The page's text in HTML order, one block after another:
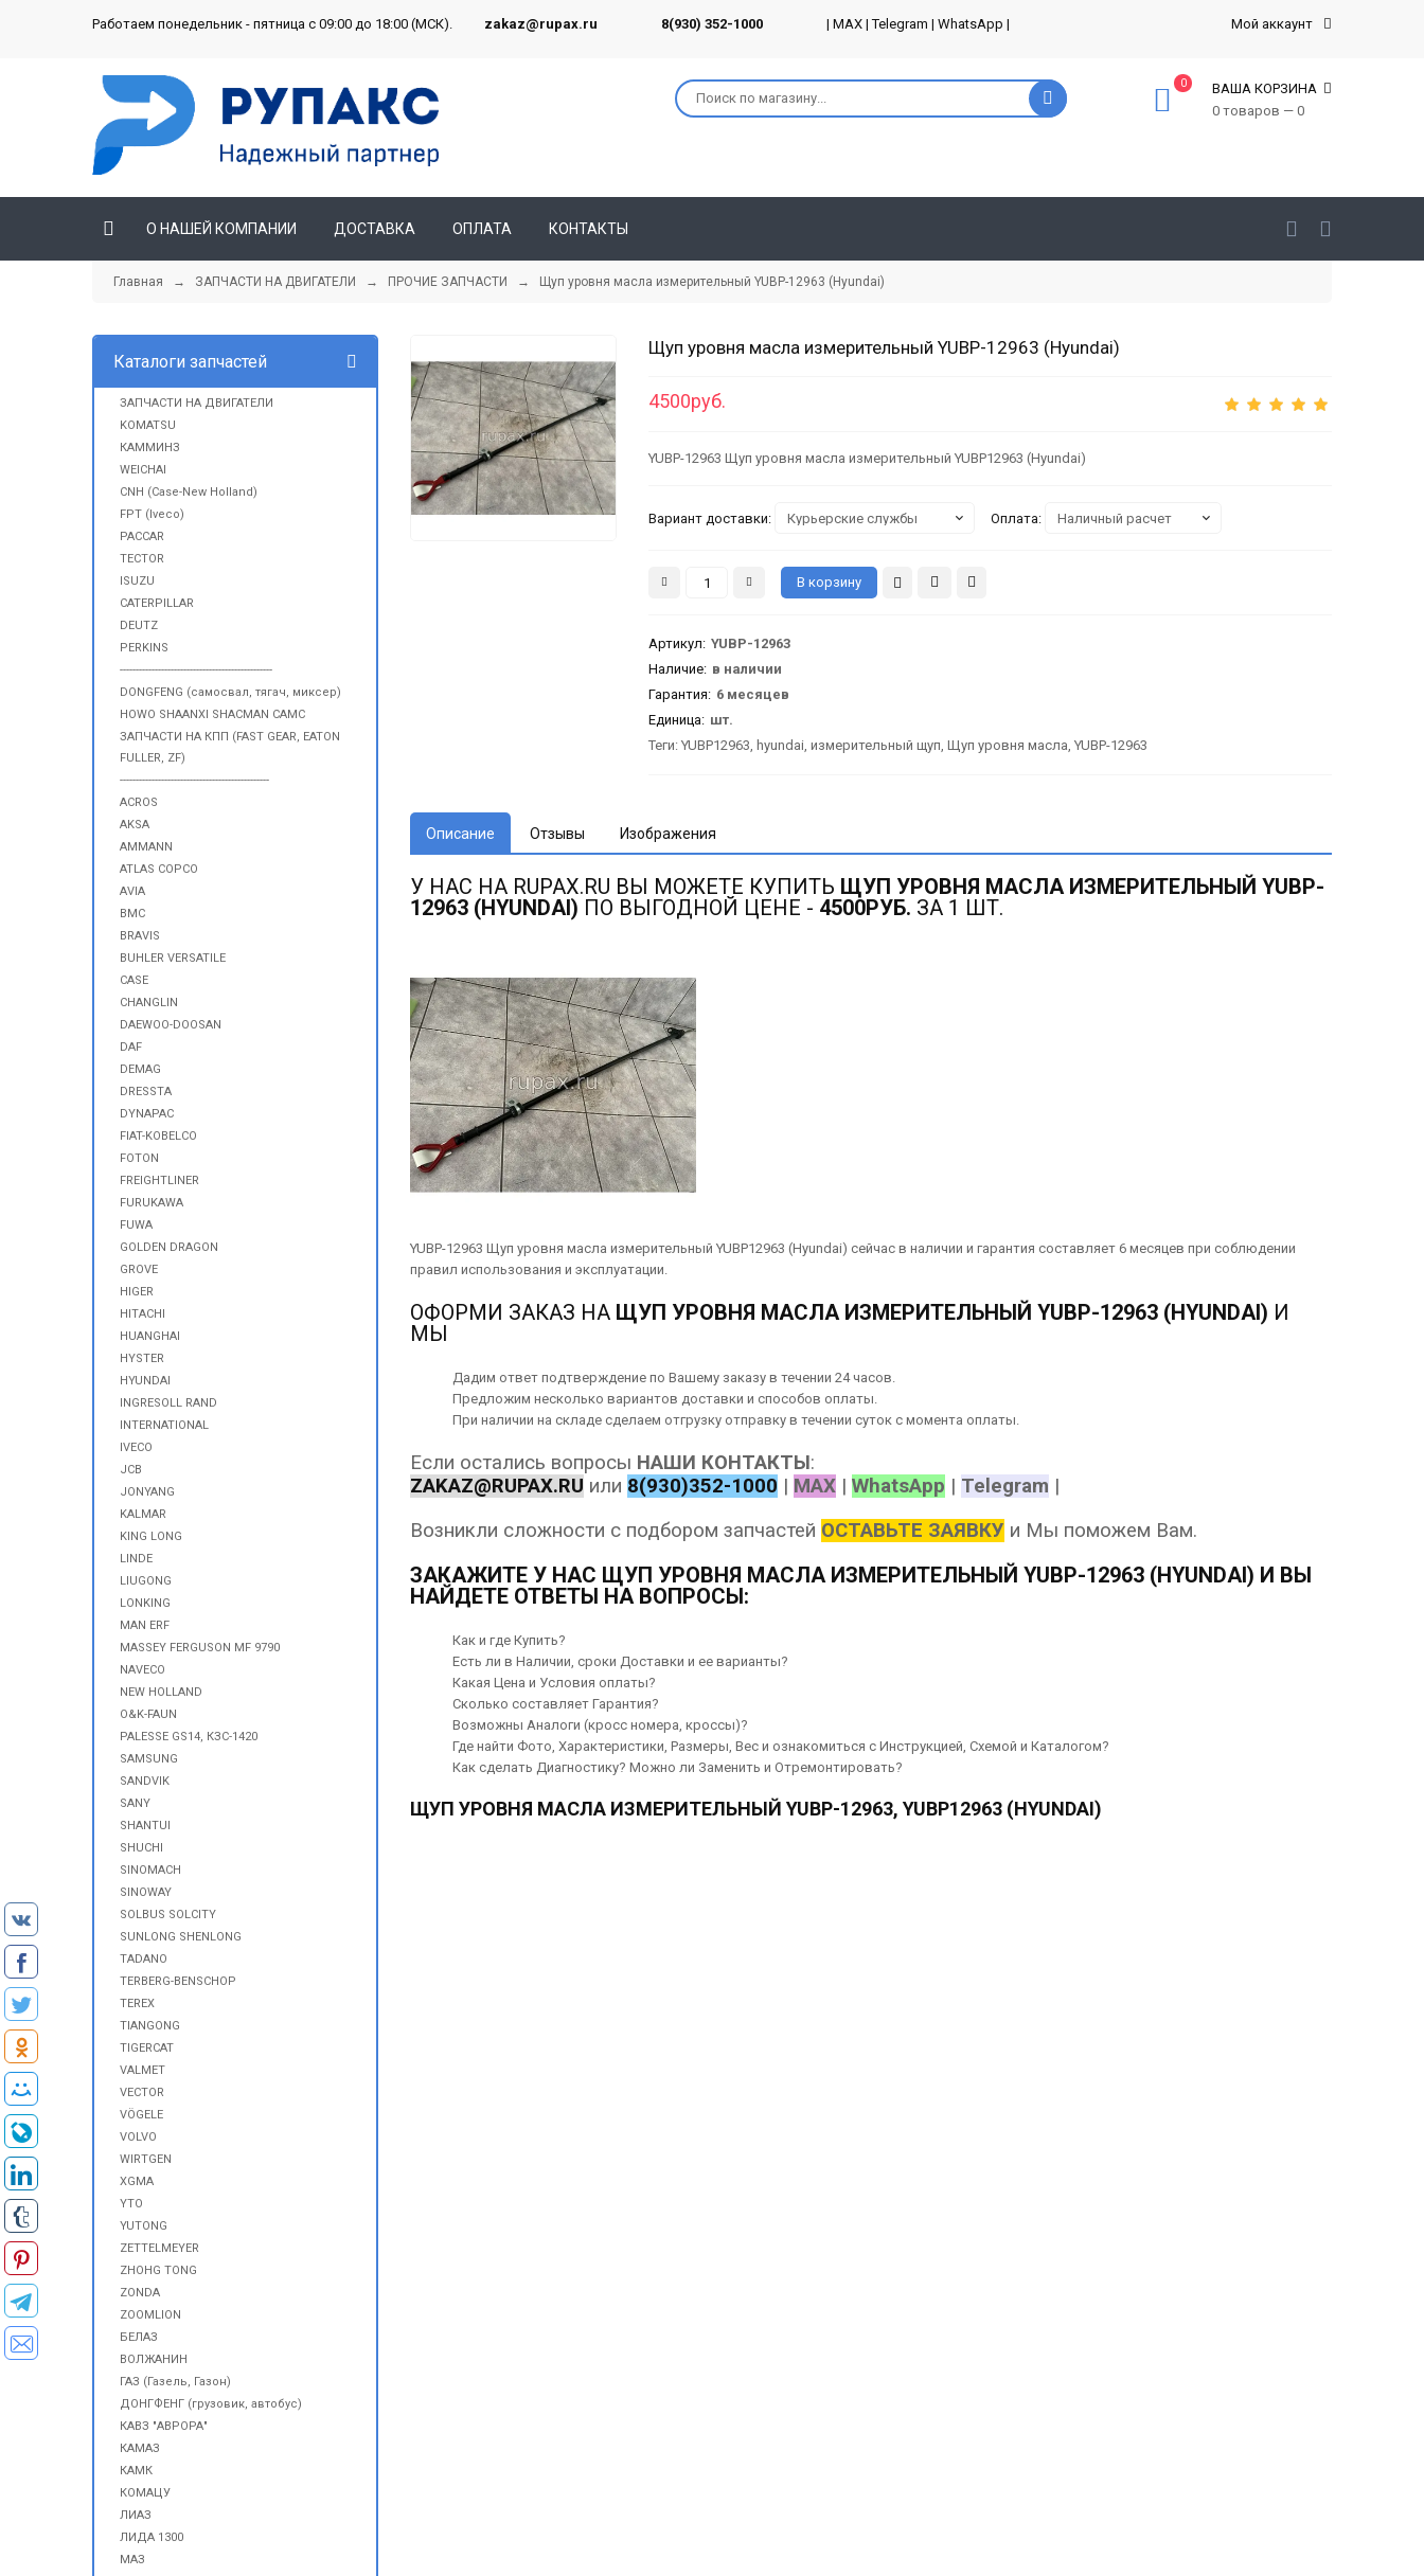
Мой аккаунт
Работаем понедельник - пятница с 09:00 до 18:00 (МСК). zakaz@rupax.ru 8(930) 352-1000 | MAX |Telegram | WhatsApp |
0
ВАША КОРЗИНА
0 товаров — 0
О НАШЕЙ КОМПАНИИ ДОСТАВКА ОПЛАТА КОНТАКТЫ
Главная → ЗАПЧАСТИ НА ДВИГАТЕЛИ → ПРОЧИЕ ЗАПЧАСТИ → Щуп уровня масла измерительный YUBP-12963 (Hyundai)
Щуп уровня масла измерительный YUBP-12963 (Hyundai)
4500руб.
YUBP-12963 Щуп уровня масла измерительный YUBP12963 (Hyundai)
Вариант доставки: Оплата:
Артикул: YUBP-12963
Наличие: в наличии
Гарантия: 6 месяцев
Единица: шт.
Теги:YUBP12963, hyundai,измерительный щуп,Щуп уровня масла,YUBP-12963
Описание Отзывы Изображения
У НАС НА RUPAX.RU ВЫ МОЖЕТЕ КУПИТЬ ЩУП УРОВНЯ МАСЛА ИЗМЕРИТЕЛЬНЫЙ YUBP-
12963 (HYUNDAI) ПО ВЫГОДНОЙ ЦЕНЕ - 4500РУБ. ЗА 1 ШТ.
YUBP-12963 Щуп уровня масла измерительный YUBP12963 (Hyundai) сейчас в наличии и гарантия составляет 6 месяцев при соблюдении
правил использования и эксплуатации.
ОФОРМИ ЗАКАЗ НА ЩУП УРОВНЯ МАСЛА ИЗМЕРИТЕЛЬНЫЙ YUBP-12963 (HYUNDAI) И
МЫ
Дадим ответ подтверждение по Вашему заказу в течении 24 часов.
Предложим несколько вариантов доставки и способов оплаты
При наличии на складе сделаем отгрузку отправку в течении суток с момента оплаты.
Если остались вопросы НАШИ КОНТАКТЫ:
ZAKAZ@RUPAX.RU или 8(930)352-1000 | MAX |WhatsApp | Telegram |
Возникли сложности с подбором запчастей ОСТАВЬТЕ ЗАЯВКУ и Мы поможем Вам.
ЗАКАЖИТЕ У НАС ЩУП УРОВНЯ МАСЛА ИЗМЕРИТЕЛЬНЫЙ YUBP-12963 (HYUNDAI) И ВЫ
НАЙДЕТЕ ОТВЕТЫ НА ВОПРОСЫ:
Как и где Купить?
Есть ли в Наличии, сроки Доставки и ее варианты?
Какая Цена и Условия оплаты?
Сколько составляет Гарантия?
Возможны Аналоги (кросс номера, кроссы)?
Где найти Фото, Характеристики, Размеры, Вес и ознакомиться с Инструкцией, Схемой и Каталогом?
Как сделать Диагностику? Можно ли Заменить и Отремонтировать?
ЩУП УРОВНЯ МАСЛА ИЗМЕРИТЕЛЬНЫЙ YUBP-12963, YUBP12963 (HYUNDAI)
Каталоги запчастей
ЗАПЧАСТИ НА ДВИГАТЕЛИ
KOMATSU
КАММИНЗ
WEICHAI
CNH (Case-New Holland)
FPT (Iveco)
PACCAR
TECTOR
ISUZU
CATERPILLAR
DEUTZ
PERKINS
------------------------------------------------
DONGFENG (самосвал, тягач, миксер)
HOWO SHAANXI SHACMAN CAMC
ЗАПЧАСТИ НА КПП (FAST GEAR, EATON
FULLER, ZF)
-----------------------------------------------
ACROS
AKSA
AMMANN
ATLAS COPCO
AVIA
BMC
BRAVIS
BUHLER VERSATILE
CASE
CHANGLIN
DAEWOO-DOOSAN
DAF
DEMAG
DRESSTA
DYNAPAC
FIAT-KOBELCO
FOTON
FREIGHTLINER
FURUKAWA
FUWA
GOLDEN DRAGON
GROVE
HIGER
HITACHI
HUANGHAI
HYSTER
HYUNDAI
INGRESOLL RAND
INTERNATIONAL
IVECO
JCB
JONYANG
KALMAR
KING LONG
LINDE
LIUGONG
LONKING
MAN ERF
MASSEY FERGUSON MF 9790
NAVECO
NEW HOLLAND
O&K-FAUN
PALESSE GS14, КЗС-1420
SAMSUNG
SANDVIK
SANY
SHANTUI
SHUCHI
SINOMACH
SINOWAY
SOLBUS SOLCITY
SUNLONG SHENLONG
TADANO
TERBERG-BENSCHOP
TEREX
TIANGONG
TIGERCAT
VALMET
VECTOR
VÖGELE
VOLVO
WIRTGEN
XGMA
YTO
YUTONG
ZETTELMEYER
ZHOHG TONG
ZONDA
ZOOMLION
БЕЛАЗ
ВОЛЖАНИН
ГАЗ (Газель, Газон)
ДОНГФЕНГ (грузовик, автобус)
КАВЗ "АВРОРА"
КАМАЗ
КАМК
КОМАЦУ
ЛИАЗ
ЛИДА 1300
МАЗ